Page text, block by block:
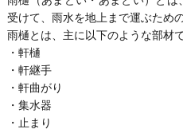
受けて、雨水を地上まで運ぶため
雨樋とは、主に以下のような部材
・軒樋
・軒継手
・軒曲がり
・集水器
・止まり